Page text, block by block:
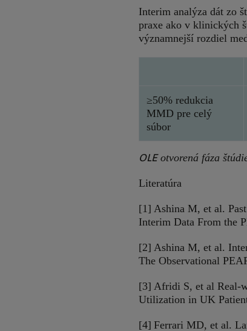
Interim analýza dát zo
praxe ako v klinických
významnejší rozdiel
≥50% redukcia
MMD pre celý
súbor
OLEotvorená fáza
Literatúra
[1] Ashina M, et al.
Interim Data From the
[2] Ashina M, et al.
The Observational
[3] Afridi S, et al Real-
Utilization in UK
[4] Ferrari MD, et al.